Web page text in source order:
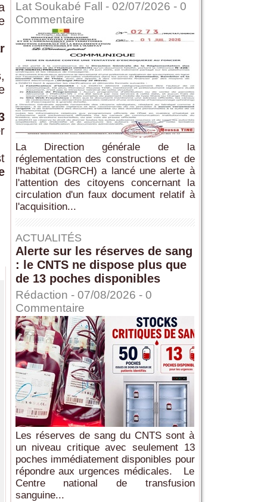
Lat Soukabé Fall - 02/07/2026 - 0
Commentaire
La Direction générale de la
réglementation des constructions et de
l'habitat (DGRCH) a lancé une alerte à
l'attention des citoyens concernant la
circulation d'un faux document relatif à
l'acquisition...
ACTUALITÉS
Alerte sur les réserves de sang
: le CNTS ne dispose plus que
de 13 poches disponibles
Rédaction - 07/08/2026 - 0
Commentaire
Les réserves de sang du CNTS sont à
un niveau critique avec seulement 13
poches immédiatement disponibles pour
répondre aux urgences médicales. Le
Centre national de transfusion
sanguine...